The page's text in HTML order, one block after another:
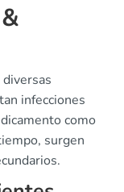
infecciones
como
surgen